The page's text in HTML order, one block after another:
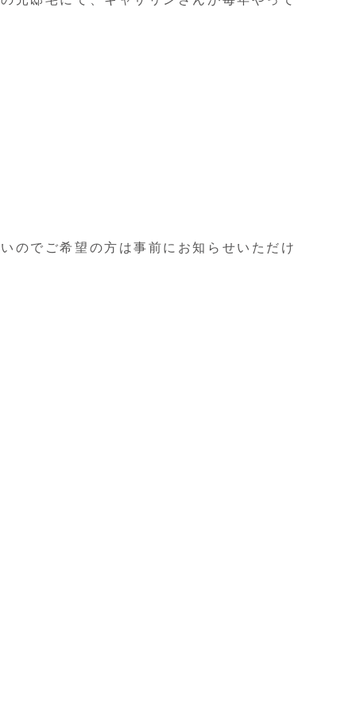
のでご希望の方は事前にお知らせいただけ